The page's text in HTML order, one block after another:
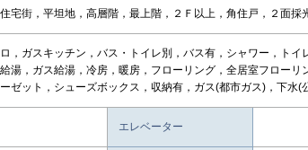
宅街，平坦地，高層階，最上階，２Ｆ以上，角住戸，２面採
，ガスキッチン，バス・トイレ別，バス有，シャワー，ト
湯，ガス給湯，冷房，暖房，フローリング，全居室フロー
ゼット，シューズボックス，収納有，ガス(都市ガス)，下水(
エレベーター